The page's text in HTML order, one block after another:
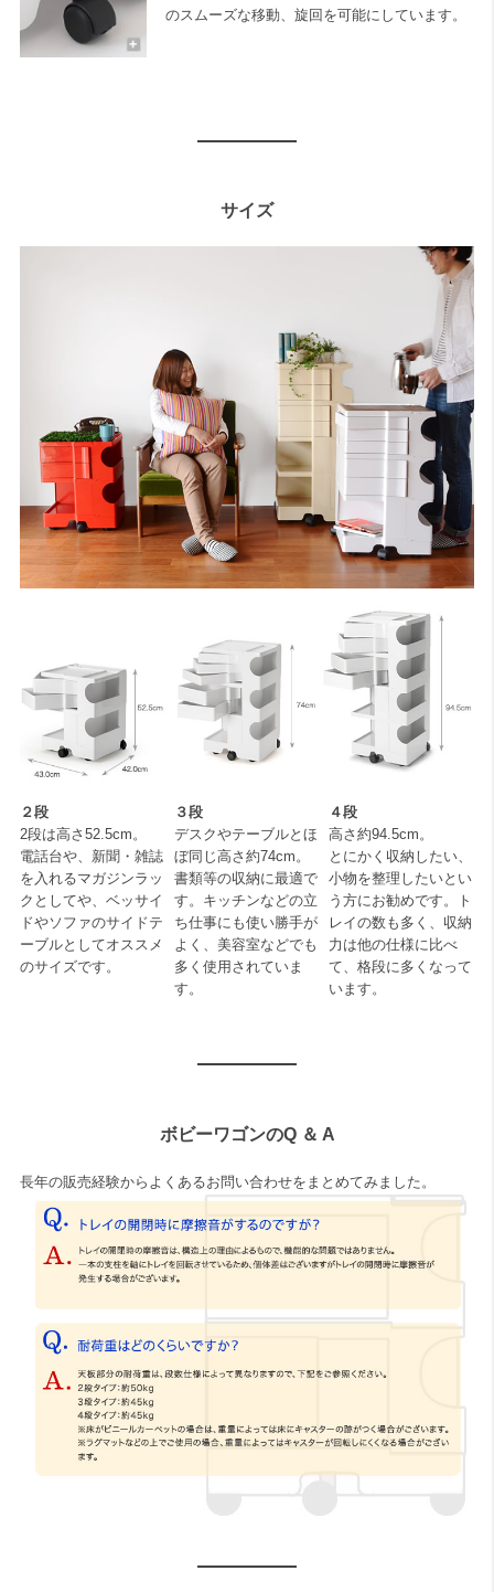
のスムーズな移動、旋回を可能にしています。
サイズ
２段
2段は高さ52.5cm。
電話台や、新聞・雑誌
を入れるマガジンラッ
クとしてや、ベッサイ
ドやソファのサイドテ
ーブルとしてオススメ
のサイズです。
３段
デスクやテーブルとほ
ぼ同じ高さ約74cm。
書類等の収納に最適で
す。キッチンなどの立
ち仕事にも使い勝手が
よく、美容室などでも
多く使用されていま
す。
４段
高さ約94.5cm。
とにかく収納したい、
小物を整理したいとい
う方にお勧めです。ト
レイの数も多く、収納
力は他の仕様に比べ
て、格段に多くなって
います。
ボビーワゴンのQ ＆ A
長年の販売経験からよくあるお問い合わせをまとめてみました。